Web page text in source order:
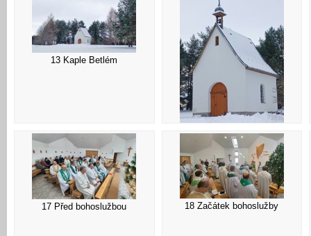
13 Kaple Betlém
14 Detail
17 Před bohoslužbou 18 Začátek bohoslužby